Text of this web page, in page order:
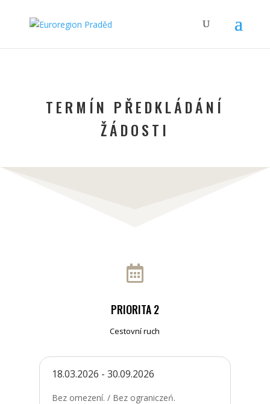
TERMÍN PŘEDKLÁDÁNÍ
ŽÁDOSTI

PRIORITA 2
Cestovní ruch
18.03.2026 - 30.09.2026
Bez omezení. / Bez ograniczeń.